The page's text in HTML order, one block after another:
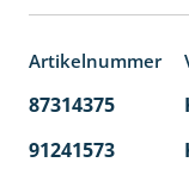
Artikelnummer
87314375
91241573